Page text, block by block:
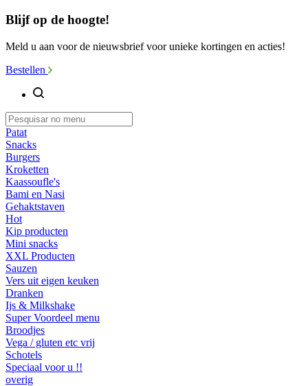
Blijf op de hoogte!
Meld u aan voor de nieuwsbrief voor unieke kortingen en acties!
Bestellen
Patat
Snacks
Burgers
Kroketten
Kaassoufle's
Bami en Nasi
Gehaktstaven
Hot
Kip producten
Mini snacks
XXL Producten
Sauzen
Vers uit eigen keuken
Dranken
Ijs & Milkshake
Super Voordeel menu
Broodjes
Vega / gluten etc vrij
Schotels
Speciaal voor u !!
overig